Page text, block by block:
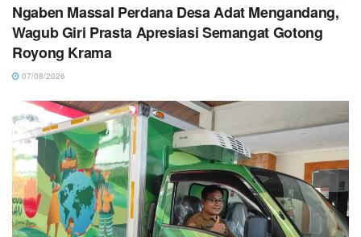
Ngaben Massal Perdana Desa Adat Mengandang,
Wagub Giri Prasta Apresiasi Semangat Gotong
Royong Krama
07/08/2026